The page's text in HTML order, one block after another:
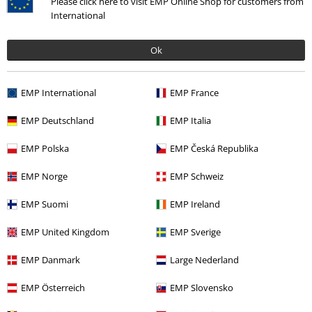
International
Ok
EMP International EMP France
EMP Deutschland EMP Italia
EMP Polska EMP Česká Republika
EMP Norge EMP Schweiz
EMP Suomi EMP Ireland
EMP United Kingdom EMP Sverige
EMP Danmark Large Nederland
EMP Österreich EMP Slovensko
Adviesprijs
Meer categorieën. Meer opties.
Stijlen Streetwear T-shirts
Sale % Mannen T-shirts en tops